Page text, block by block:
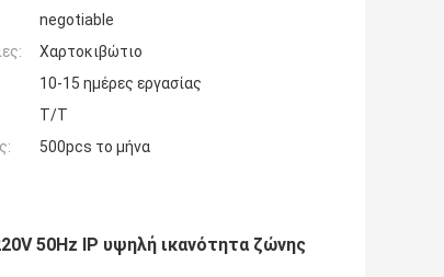
negotiable
Χαρτοκιβώτιο
10-15 ημέρες εργασίας
T/T
500pcs το μήνα
50Hz IP υψηλή ικανότητα ζώνης